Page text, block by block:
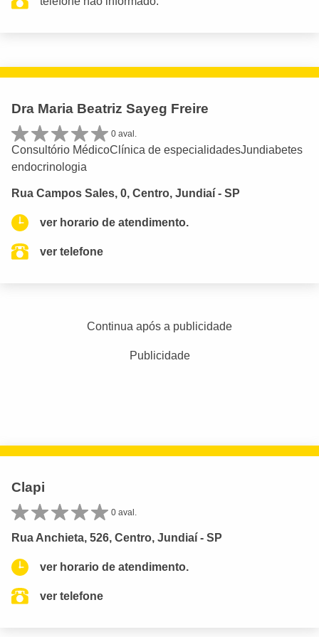
Dra Maria Beatriz Sayeg Freire
0 aval.
Consultório MédicoClínica de especialidadesJundiabetes
endocrinologia
Rua Campos Sales, 0, Centro, Jundiaí - SP
ver horario de atendimento.
ver telefone
Continua após a publicidade
Publicidade
Clapi
0 aval.
Rua Anchieta, 526, Centro, Jundiaí - SP
ver horario de atendimento.
ver telefone